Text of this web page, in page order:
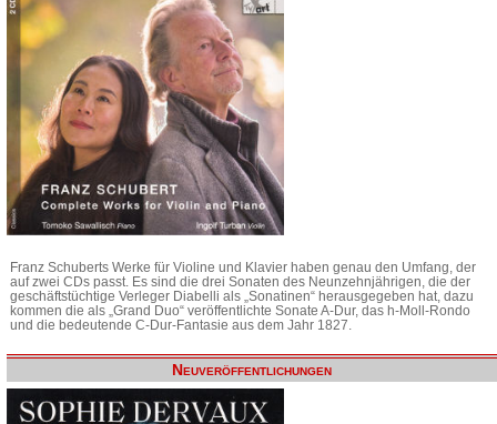
Franz Schuberts Werke für Violine und Klavier haben genau den Umfang, der
auf zwei CDs passt. Es sind die drei Sonaten des Neunzehnjährigen, die der
geschäftstüchtige Verleger Diabelli als „Sonatinen“ herausgegeben hat, dazu
kommen die als „Grand Duo“ veröffentlichte Sonate A-Dur, das h-Moll-Rondo
und die bedeutende C-Dur-Fantasie aus dem Jahr 1827.
Neuveröffentlichungen